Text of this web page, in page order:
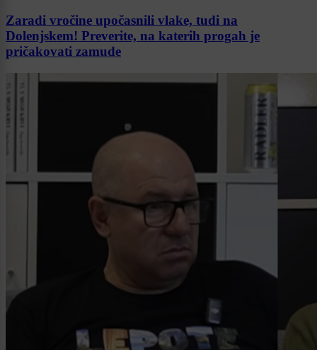
Zaradi vročine upočasnili vlake, tudi na
Dolenjskem! Preverite, na katerih progah je
pričakovati zamude